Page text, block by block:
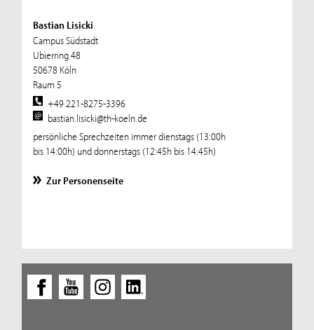
Bastian Lisicki
Campus Südstadt
Ubierring 48
50678 Köln
Raum 5
+49 221-8275-3396
bastian.lisicki@th-koeln.de
persönliche Sprechzeiten immer dienstags (13:00h
bis 14:00h) und donnerstags (12:45h bis 14:45h)
Zur Personenseite